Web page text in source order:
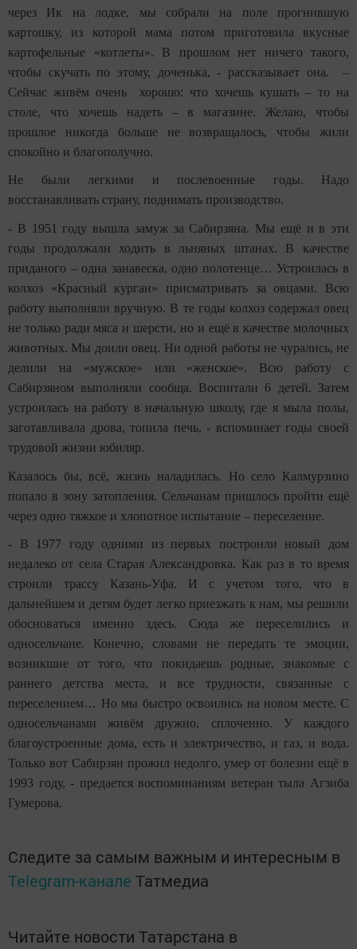
через Ик на лодке, мы собрали на поле прогнившую
картошку, из которой мама потом приготовила вкусные
картофельные «котлеты». В прошлом нет ничего такого,
чтобы скучать по этому, доченька, - рассказывает она. –
Сейчас живём очень хорошо: что хочешь кушать – то на
столе, что хочешь надеть – в магазине. Желаю, чтобы
прошлое никогда больше не возвращалось, чтобы жили
спокойно и благополучно.
Не были легкими и послевоенные годы. Надо
восстанавливать страну, поднимать производство.
- В 1951 году вышла замуж за Сабирзяна. Мы ещё и в эти
годы продолжали ходить в льняных штанах. В качестве
приданого – одна занавеска, одно полотенце… Устроилась в
колхоз «Красный курган» присматривать за овцами. Всю
работу выполняли вручную. В те годы колхоз содержал овец
не только ради мяса и шерсти, но и ещё в качестве молочных
животных. Мы доили овец. Ни одной работы не чурались, не
делили на «мужское» или «женское». Всю работу с
Сабирзяном выполняли сообща. Воспитали 6 детей. Затем
устроилась на работу в начальную школу, где я мыла полы,
заготавливала дрова, топила печь, - вспоминает годы своей
трудовой жизни юбиляр.
Казалось бы, всё, жизнь наладилась. Но село Калмурзино
попало в зону затопления. Сельчанам пришлось пройти ещё
через одно тяжкое и хлопотное испытание – переселение.
- В 1977 году одними из первых построили новый дом
недалеко от села Старая Александровка. Как раз в то время
строили трассу Казань-Уфа. И с учетом того, что в
дальнейшем и детям будет легко приезжать к нам, мы решили
обосноваться именно здесь. Сюда же переселились и
односельчане. Конечно, словами не передать те эмоции,
возникшие от того, что покидаешь родные, знакомые с
раннего детства места, и все трудности, связанные с
переселением… Но мы быстро освоились на новом месте. С
односельчанами живём дружно, сплоченно. У каждого
благоустроенные дома, есть и электричество, и газ, и вода.
Только вот Сабирзян прожил недолго, умер от болезни ещё в
1993 году, - предается воспоминаниям ветеран тыла Агзиба
Гумерова.
Следите за самым важным и интересным в
Telegram-канале Татмедиа
Читайте новости Татарстана в